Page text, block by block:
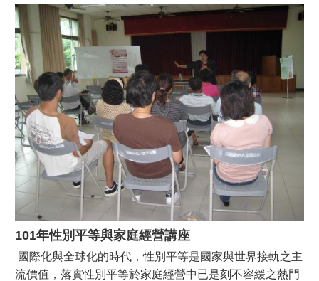
101年性別平等與家庭經營講座
國際化與全球化的時代，性別平等是國家與世界接軌之主
流價值，落實性別平等於家庭經營中已是刻不容緩之熱門